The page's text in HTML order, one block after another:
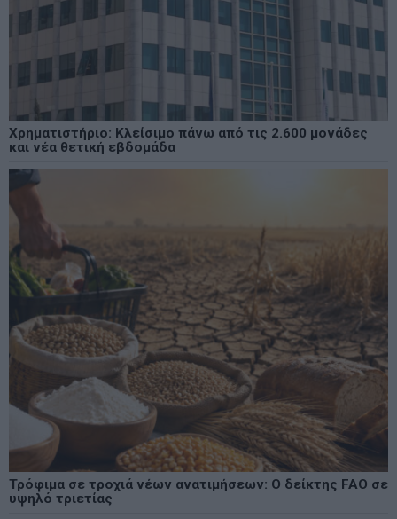
Χρηματιστήριο: Κλείσιμο πάνω από τις 2.600 μονάδες
και νέα θετική εβδομάδα
Τρόφιμα σε τροχιά νέων ανατιμήσεων: Ο δείκτης FAO σε
υψηλό τριετίας